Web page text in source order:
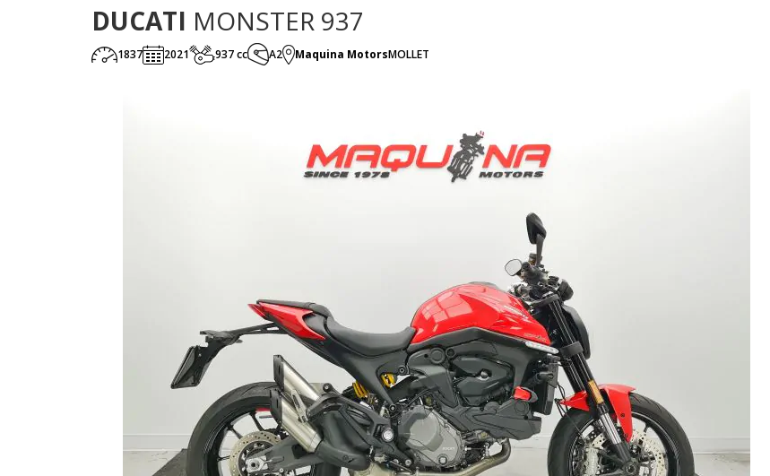
DUCATI MONSTER 937
1837 2021 937 cc A2 Maquina MotorsMOLLET